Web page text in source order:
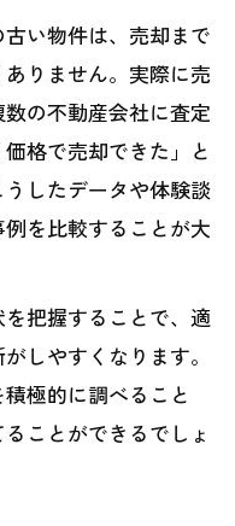
い物件は、売却まで
りません。実際に売
の不動産会社に査定
格で売却できた」と
したデータや体験談
を比較することが大
把握することで、適
しやすくなります。
極的に調べること
ことができるでしょ